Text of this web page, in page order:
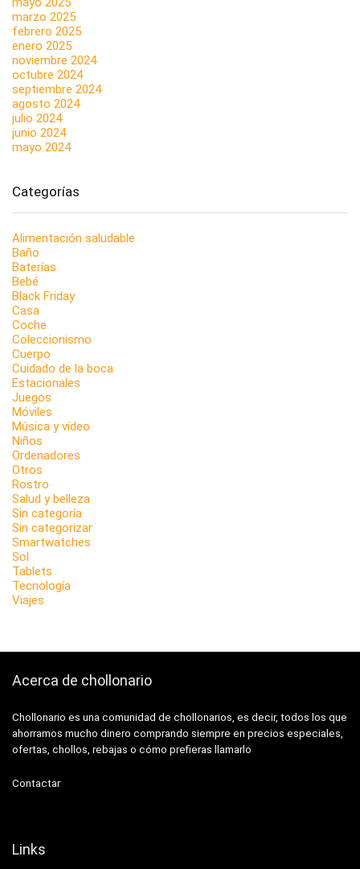
marzo 2025
febrero 2025
enero 2025
noviembre 2024
octubre 2024
septiembre 2024
agosto 2024
julio 2024
junio 2024
mayo 2024
Categorías
Alimentación saludable
Baño
Baterías
Bebé
Black Friday
Casa
Coche
Coleccionismo
Cuerpo
Cuidado de la boca
Estacionales
Juegos
Móviles
Música y vídeo
Niños
Ordenadores
Otros
Rostro
Salud y belleza
Sin categoría
Sin categorizar
Smartwatches
Sol
Tablets
Tecnología
Viajes
Acerca de chollonario
Chollonario es una comunidad de chollonarios, es decir, todos los que
ahorramos mucho dinero comprando siempre en precios especiales,
ofertas, chollos, rebajas o cómo prefieras llamarlo
Contactar
Links